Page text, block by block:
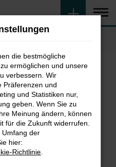
Error
aufgetreten.
dir helfen können:
und deine
zum Beispiel deine
die bestmögliche
ermöglichen und unsere
verbessern. Wir
Präferenzen und
und Statistiken nur,
geben. Wenn Sie zu
Meinung ändern, können
für die Zukunft widerrufen.
Umfang der
hier:
Richtlinie